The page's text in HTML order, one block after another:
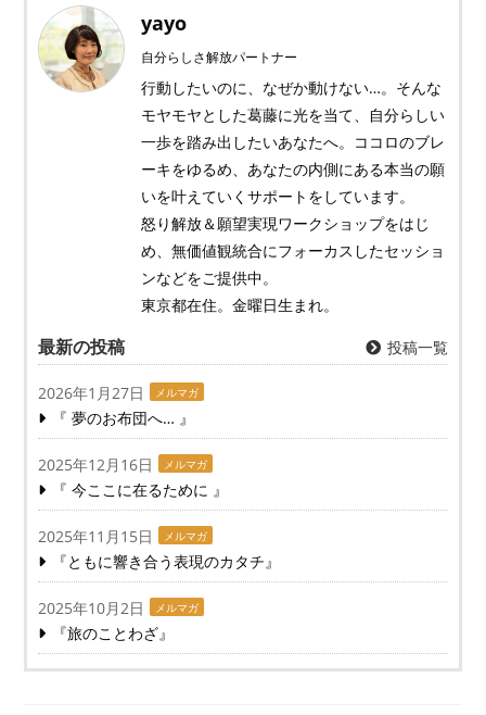
yayo
自分らしさ解放パートナー
行動したいのに、なぜか動けない…。そんな
モヤモヤとした葛藤に光を当て、自分らしい
一歩を踏み出したいあなたへ。ココロのブレ
ーキをゆるめ、あなたの内側にある本当の願
いを叶えていくサポートをしています。
怒り解放＆願望実現ワークショップをはじ
め、無価値観統合にフォーカスしたセッショ
ンなどをご提供中。
東京都在住。金曜日生まれ。
最新の投稿 投稿一覧
2026年1月27日 メルマガ
『 夢のお布団へ… 』
2025年12月16日 メルマガ
『 今ここに在るために 』
2025年11月15日 メルマガ
『ともに響き合う表現のカタチ』
2025年10月2日 メルマガ
『旅のことわざ』